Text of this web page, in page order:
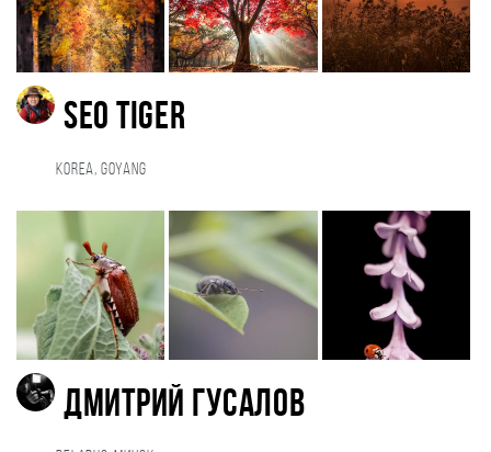
Seo Tiger
Korea, Goyang
Дмитрий Гусалов